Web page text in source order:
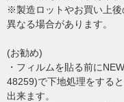
※製造ロットやお買い上
異なる場合があります。
(お勧め)
・フィルムを貼る前に
48259)で下地処理をする
出来ます。